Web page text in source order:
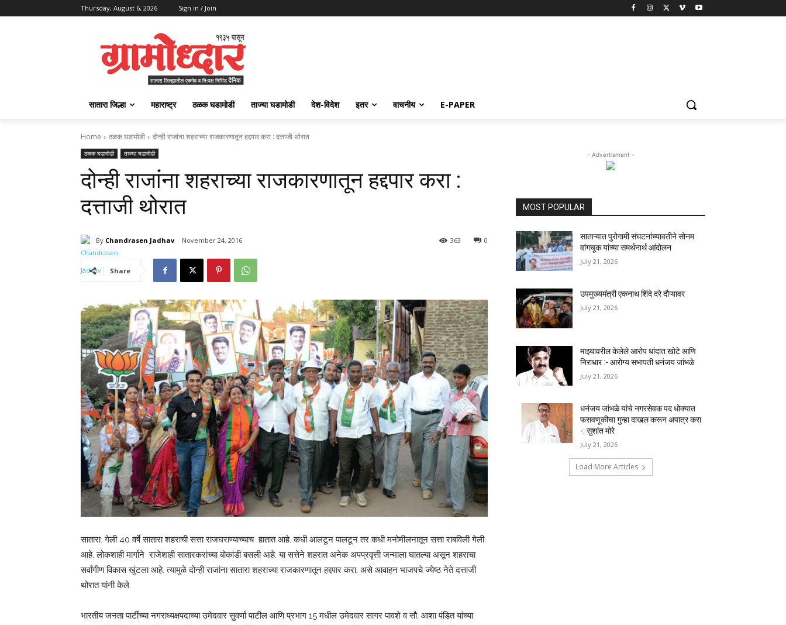
Thursday, August 6, 2026 Sign in / Join
सातारा जिल्हा महाराष्ट्र ठळक घडामोडी ताज्या घडामोडी देश-विदेश इतर वाचनीय E-PAPER
Home ठळक घडामोडी दोन्ही राजांना शहराच्या राजकारणातून हद्दपार करा : दत्ताजी थोरात
ठळक घडामोडी ताज्या घडामोडी
दोन्ही राजांना शहराच्या राजकारणातून हद्दपार करा :
दत्ताजी थोरात
By Chandrasen Jadhav November 24, 2016 0
363
Share
सातारा: गेली 40 वर्षे सातारा शहराची सत्ता राजघराण्याच्याच हातात आहे. कधी आलटून पालटून तर कधी मनोमीलनातून सत्ता राबविली गेली
आहे. लोकशाही मार्गाने राजेशाही सातारकरांच्या बोकांडी बसली आहे. या सत्तेने शहरात अनेक अपप्रवृत्ती जन्माला घातल्या असून शहराचा
सर्वांगीण विकास खुंटला आहे. त्यामुळे दोन्ही राजांना सातारा शहराच्या राजकारणातून हद्दपार करा, असे आवाहन भाजपचे ज्येष्ठ नेते दत्ताजी
थोरात यांनी केले.
भारतीय जनता पार्टीच्या नगराध्यक्षपदाच्या उमेदवार सुवर्णा पाटील आणि प्रभाग 15 मधील उमेदवार सागर पावशे व सौ. आशा पंडित यांच्या
- Advertisment -
MOST POPULAR
साताऱ्यात पुरोगामी संघटनांच्यावतीने सोनम
वांगचूक यांच्या समर्थनार्थ आंदोलन
July 21, 2026
उपमुख्यमंत्री एकनाथ शिंदे दरे दौऱ्यावर
July 21, 2026
माझ्यावरील केलेले आरोप धांदात खोटे आणि
निराधार :- आरोग्य सभापती धनंजय जांभळे
July 21, 2026
धनंजय जांभळे यांचे नगरसेवक पद धोक्यात
फसवणूकीचा गुन्हा दाखल करून अपात्र करा
-: सुशांत मोरे
July 21, 2026
Load More Articles